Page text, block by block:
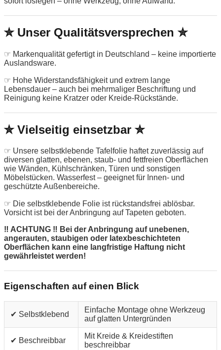
✮ Unser Qualitätsversprechen ✮
☞ Markenqualität gefertigt in Deutschland – keine importierte
Auslandsware.
☞ Hohe Widerstandsfähigkeit und extrem lange
Lebensdauer – auch bei mehrmaliger Beschriftung und
Reinigung keine Kratzer oder Kreide-Rückstände.
✮ Vielseitig einsetzbar ✮
☞ Unsere selbstklebende Tafelfolie haftet zuverlässig auf
diversen glatten, ebenen, staub- und fettfreien Oberflächen
wie Wänden, Kühlschränken, Türen und sonstigen
Möbelstücken. Wasserfest – geeignet für Innen- und
geschützte Außenbereiche.
☞ Die selbstklebende Folie ist rückstandsfrei ablösbar.
Vorsicht ist bei der Anbringung auf Tapeten geboten.
‼ ACHTUNG ‼ Bei der Anbringung auf unebenen,
angerauten, staubigen oder latexbeschichteten
Oberflächen kann eine langfristige Haftung nicht
gewährleistet werden!
Eigenschaften auf einen Blick
✔ Selbstklebend
Einfache Montage ohne Werkzeug
auf glatten Untergründen
✔ Beschreibbar
Mit Kreide & Kreidestiften
beschreibbar